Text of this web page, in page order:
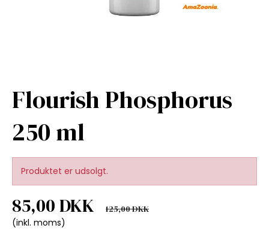
Flourish Phosphorus
250 ml
Produktet er udsolgt.
85,00 DKK
125,00 DKK
(inkl. moms)